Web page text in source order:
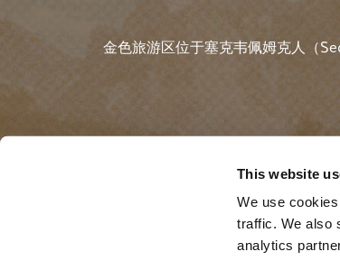
This website
We use
traffic. We also
analytics
金色旅游区位于塞克韦佩姆克人（
©2025 Golden Tourism |Privacy|